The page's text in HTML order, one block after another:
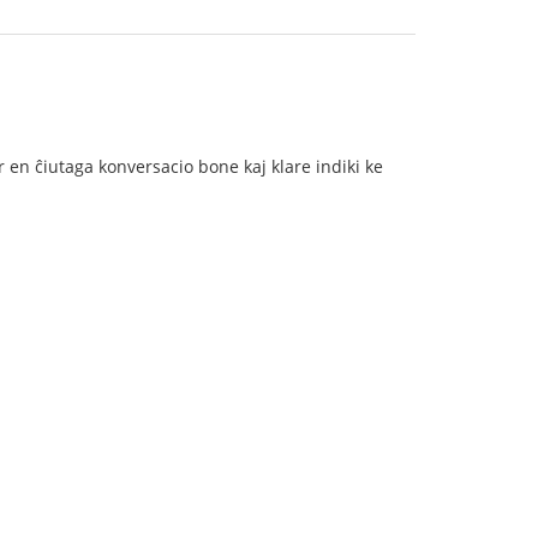
ĉiutaga konversacio bone kaj klare indiki ke